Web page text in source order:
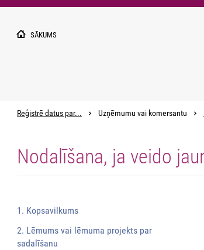
SĀKUMS
Reģistrē datus par... Uzņēmumu vai komersantu
Nodalīšana, ja veido
1. Kopsavilkums
2. Lēmums vai lēmuma projekts par
sadalīšanu